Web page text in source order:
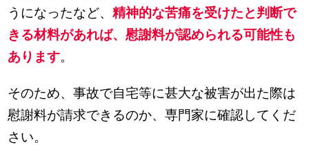
うになったなど、精神的な苦痛を受けたと判断で
きる材料があれば、慰謝料が認められる可能性も
あります。
そのため、事故で自宅等に甚大な被害が出た際は
慰謝料が請求できるのか、専門家に確認してくだ
さい。